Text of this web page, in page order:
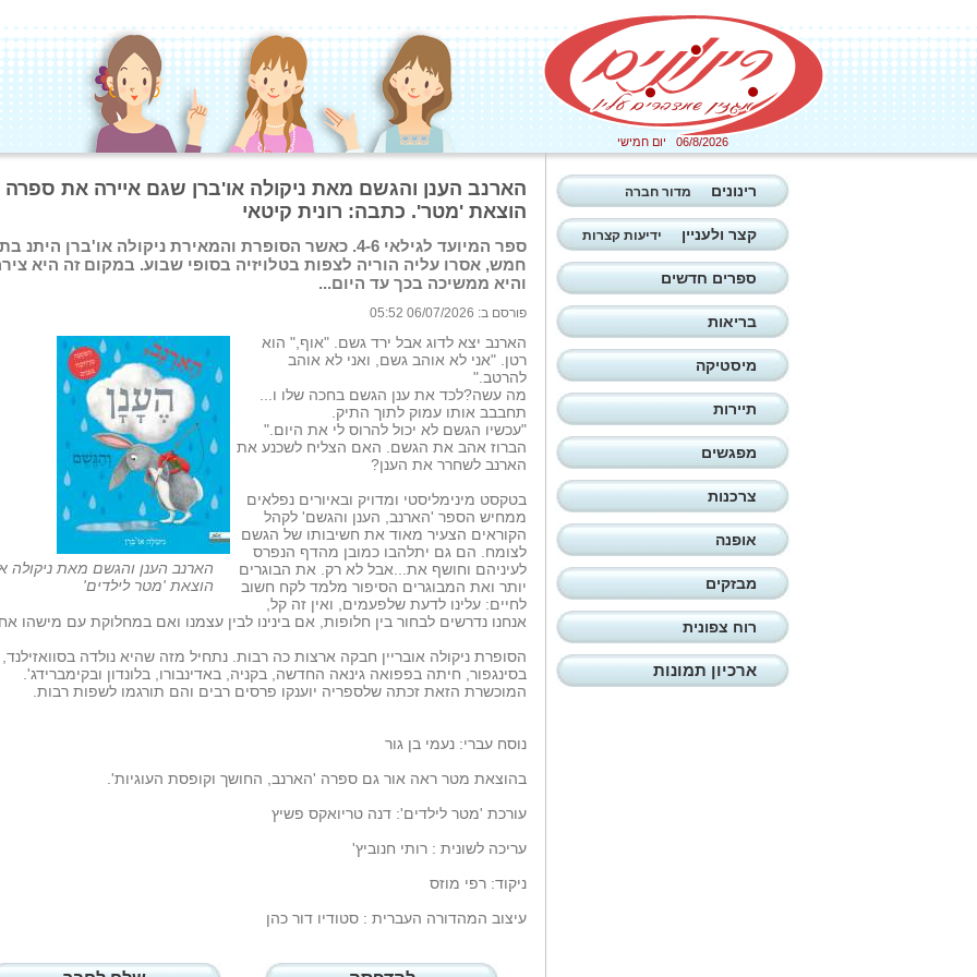
06/8/2026 יום חמישי
הארנב הענן והגשם מאת ניקולה או'ברן שגם איירה את ספרה
הוצאת 'מטר'. כתבה: רונית קיטאי
ספר המיועד לגילאי 4-6. כאשר הסופרת והמאירת ניקולה או'ברן היתנ בת
חמש, אסרו עליה הוריה לצפות בטלויזיה בסופי שבוע. במקום זה היא
והיא ממשיכה בכך עד היום...
פורסם ב: 06/07/2026 05:52
הארנב הענן והגשם מאת ניקולה
הוצאת 'מטר לילדים'
הארנב יצא לדוג אבל ירד גשם. "אוף," הוא
רטן. "אני לא אוהב גשם, ואני לא אוהב
להרטב."
מה עשה?לכד את ענן הגשם בחכה שלו ו...
תחבבב אותו עמוק לתוך התיק.
"עכשיו הגשם לא יכול להרוס לי את היום."
הברוז אהב את הגשם. האם הצליח לשכנע את
הארנב לשחרר את הענן?
בטקסט מינימליסטי ומדויק ובאיורים נפלאים
ממחיש הספר 'הארנב, הענן והגשם' לקהל
הקוראים הצעיר מאוד את חשיבותו של הגשם
לצומח. הם גם יתלהבו כמובן מהדף הנפרס
לעיניהם וחושף את...אבל לא רק. את הבוגרים
יותר ואת המבוגרים הסיפור מלמד לקח חשוב
לחיים: עלינו לדעת שלפעמים, ואין זה קל,
אנחנו נדרשים לבחור בין חלופות, אם בינינו לבין עצמנו ואם במחלוקת עם מישהו
הסופרת ניקולה אובריין חבקה ארצות כה רבות. נתחיל מזה שהיא נולדה
בסינגפור, חיתה בפפואה גינאה החדשה, בקניה, באדינבורו, בלונדון ובקימברידג'.
המוכשרת הזאת זכתה שלספריה יוענקו פרסים רבים והם תורגמו לשפות רבות.
נוסח עברי: נעמי בן גור
בהוצאת מטר ראה אור גם ספרה 'הארנב, החושך וקופסת העוגיות'.
עורכת 'מטר לילדים': דנה טריואקס פשיץ
עריכה לשונית : רותי חנוביץ'
ניקוד: רפי מוזס
עיצוב המהדורה העברית : סטודיו דור כהן
רינונים מדור חברה
קצר ולעניין ידיעות קצרות
ספרים חדשים
בריאות
מיסטיקה
תיירות
מפגשים
צרכנות
אופנה
מבזקים
רוח צפונית
ארכיון תמונות